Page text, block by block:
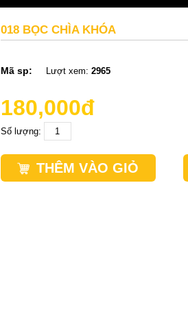
018 BỌC CHÌA KHÓA
Mã sp: Lượt xem: 2965
180,000đ
Số lượng:
THÊM VÀO GIỎ